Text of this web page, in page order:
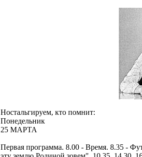
Ностальгируем, кто помнит:
Понедельник
25 МАРТА
Первая программа. 8.00 - Время. 8.35 -